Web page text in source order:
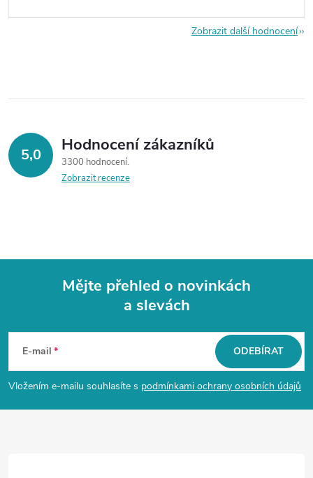
Zobrazit další hodnocení
5,0 Hodnocení zákazníků
3300 hodnocení
Zobrazit recenze
p
a
Mějte přehled o novinkách
a slevách
E-mail
Vložením e-mailu souhlasíte s podmínkami ochrany osobních údajů
ODEBÍRAT